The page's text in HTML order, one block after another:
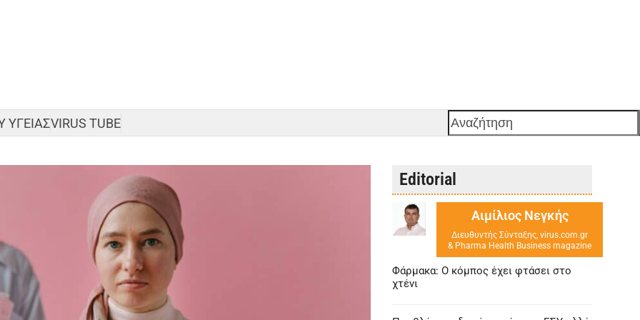
ΥΓΕΙΑΣVIRUS TUBE Αναζήτηση
Editorial
Αιμίλιος Νεγκής
Διευθυντής Σύνταξης, virus.com.gr
& Pharma Health Business magazine
Φάρμακα: Ο κόμπος έχει φτάσει στο
χτένι